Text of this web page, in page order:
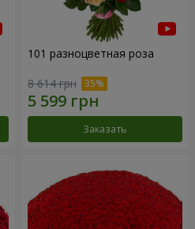
101 разноцветная роза
8 614 грн
Заказать